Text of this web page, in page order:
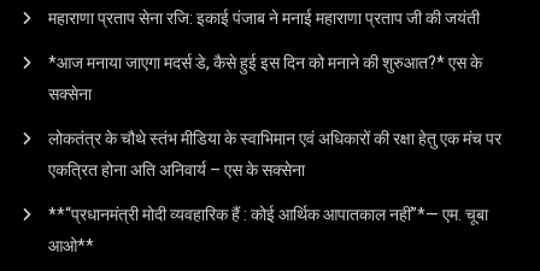
महाराणा प्रताप सेना रजि: इकाई पंजाब ने मनाई महाराणा प्रताप जी की जयंती
*आज मनाया जाएगा मदर्स डे, कैसे हुई इस दिन को मनाने की शुरुआत?* एस के
सक्सेना
लोकतंत्र के चौथे स्तंभ मीडिया के स्वाभिमान एवं अधिकारों की रक्षा हेतु एक मंच पर
एकत्रित होना अति अनिवार्य – एस के सक्सेना
**“प्रधानमंत्री मोदी व्यवहारिक हैं : कोई आर्थिक आपातकाल नहीं”*— एम. चूबा
आओ**